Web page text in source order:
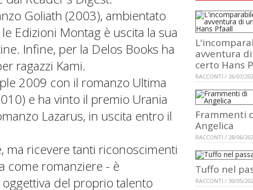
Goliath (2003), ambientato
Edizioni Montag è uscita la sua
Infine, per la Delos Books ha
ragazzi Kami.
2009 con il romanzo Ultima
e ha vinto il premio Urania
Lazarus, in uscita entro il
ricevere tanti riconoscimenti
come romanziere - è
del proprio talento
avventura
certo Hans
RACCONTI / 26/07/
Frammenti
Angelica
RACCONTI / 28/06/
Tuffo nel
RACCONTI / 30/05/